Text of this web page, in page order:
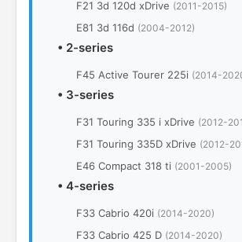
F21 3d 120d xDrive (2011-2015)
E81 3d 116d (2004-2012)
• 2-series
F45 Active Tourer 225i (2014-
• 3-series
F31 Touring 335 i xDrive (2012-
F31 Touring 335D xDrive (2012-
E46 Compact 318 ti (2001-2005)
• 4-series
F33 Cabrio 420i (2014-2020)
F33 Cabrio 425 D (2014-2020)